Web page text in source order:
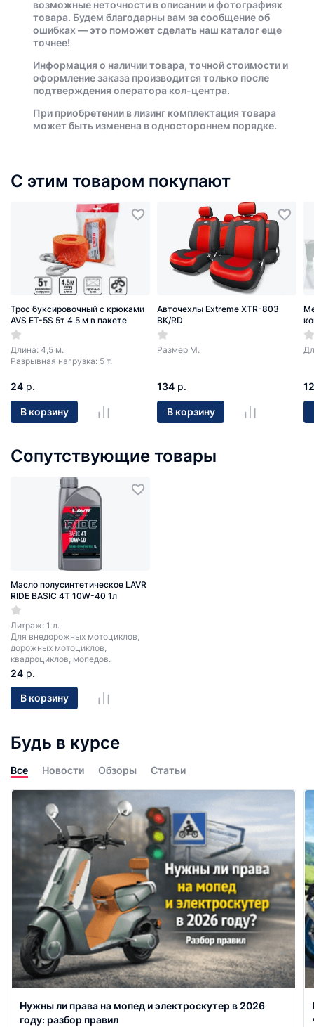
возможные неточности в описании и фотографиях
товара. Будем благодарны вам за сообщение об
ошибках — это поможет сделать наш каталог еще
точнее!
Информация о наличии товара, точной стоимости и
оформление заказа производится только после
подтверждения оператора кол-центра.
При приобретении в лизинг комплектация товара
может быть изменена в одностороннем порядке.
С этим товаром покупают
Трос буксировочный с крюками
AVS ET-5S 5т 4.5 м в пакете
Длина: 4,5 м.
Разрывная нагрузка: 5 т.
24 р.
В корзину
Авточехлы Extreme XTR-803
BK/RD
Размер М.
134 р.
В корзину
12
Сопутствующие товары
Масло полусинтетическое LAVR
RIDE BASIC 4T 10W-40 1л
Литраж: 1 л.
Для внедорожных мотоциклов,
дорожных мотоциклов,
квадроциклов, мопедов.
24 р.
В корзину
Будь в курсе
Все Новости Обзоры Статьи
Нужны ли права на мопед и электроскутер в 2026
году: разбор правил